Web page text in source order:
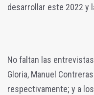
desarrollar este 2022 y
No faltan las
Gloria, Manuel
respectivamente; y a